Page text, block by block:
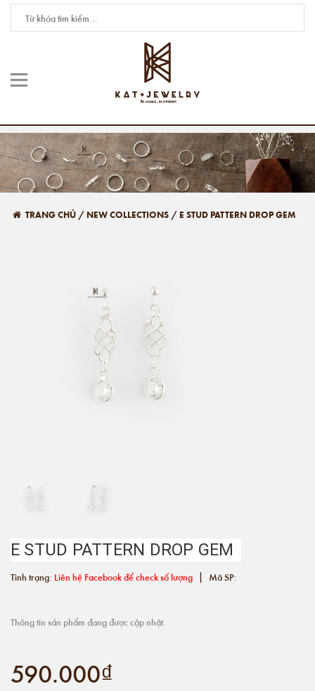
TRANG CHỦ / NEW COLLECTIONS / E STUD PATTERN DROP GEM
E STUD PATTERN DROP GEM
Tình trạng: Liên hệ Facebook để check số lượng | Mã SP:
Thông tin sản phẩm đang được cập nhật.
590.000₫